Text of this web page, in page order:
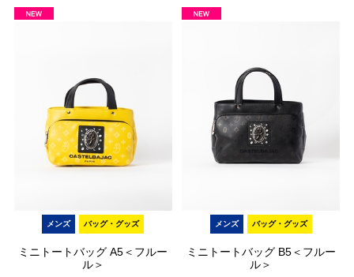
メンズ バッグ・グッズ
ミニトートバッグ A5＜フルー
ル＞
メンズ バッグ・グッズ
ミニトートバッグ B5＜フルー
ル＞